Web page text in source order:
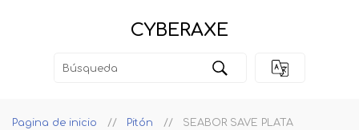
CYBERAXE
Pagina de inicio Pitón SEABOR SAVE PLATA